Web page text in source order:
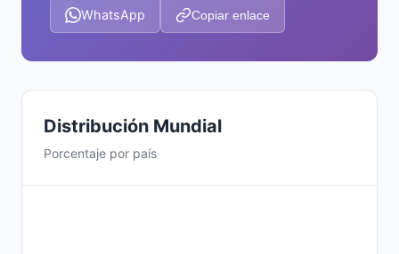
WhatsApp Copiar enlace
Distribución Mundial
Porcentaje por país